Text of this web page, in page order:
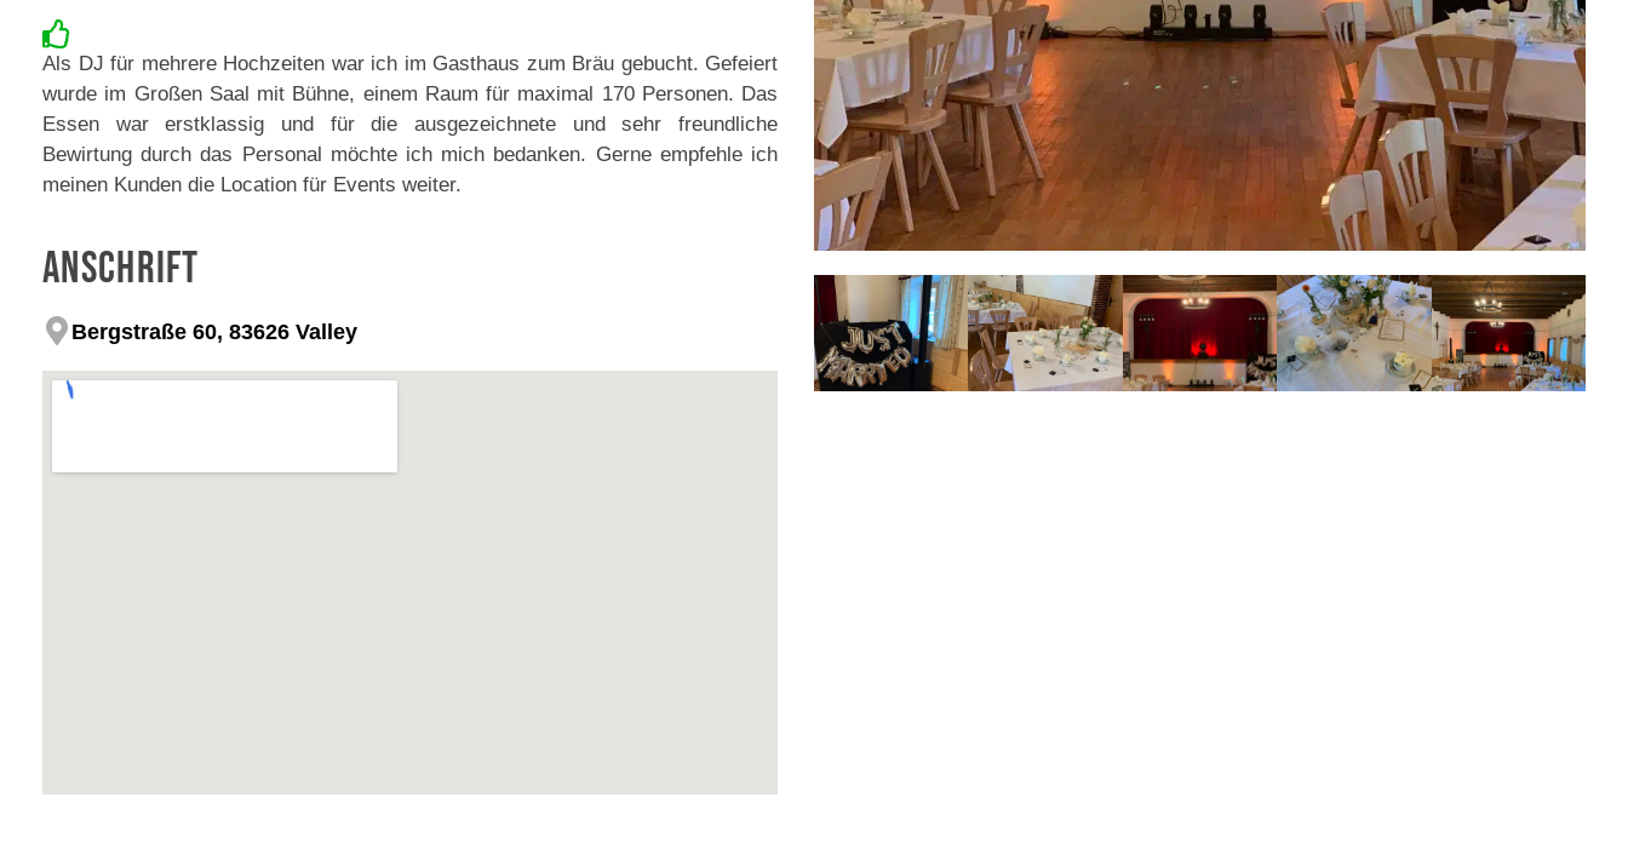
Als DJ für mehrere Hochzeiten war ich im Gasthaus zum Bräu gebucht. Gefeiert
wurde im Großen Saal mit Bühne, einem Raum für maximal 170 Personen. Das
Essen war erstklassig und für die ausgezeichnete und sehr freundliche
Bewirtung durch das Personal möchte ich mich bedanken. Gerne empfehle ich
meinen Kunden die Location für Events weiter.
Anschrift
Bergstraße 60, 83626 Valley